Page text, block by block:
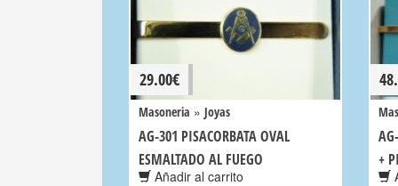
29.00€
Masoneria » Joyas
AG-301 PISACORBATA OVAL
ESMALTADO AL FUEGO
Añadir al carrito
+